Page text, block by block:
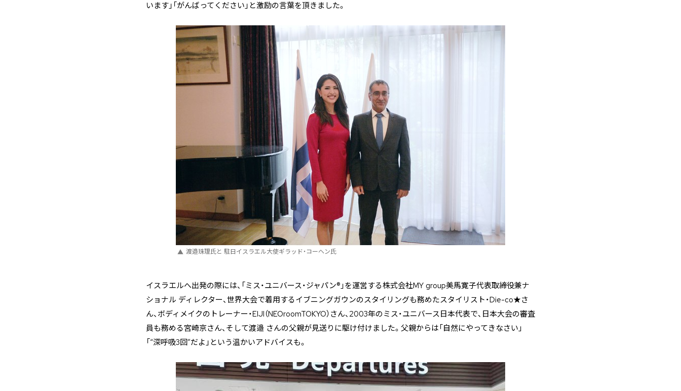
います」「がんばってください」と激励の言葉を頂きました。
渡邉珠理氏と 駐日イスラエル大使ギラッド・コーヘン氏
イスラエルへ出発の際には、「ミス・ユニバース・ジャパン®」を運営する株式会社MY group美馬寛子代表取締役兼ナ
ショナル ディレクター、世界大会で着用するイブニングガウンのスタイリングも務めたスタイリスト・Die-co★さ
ん、ボディメイクのトレーナー・EIJI（NEOroomTOKYO）さん、2003年のミス・ユニバース日本代表で、日本大会の審査
員も務める宮崎京さん、そして渡邉 さんの父親が見送りに駆け付けました。父親からは「自然にやってきなさい」
「“深呼吸3回”だよ」という温かいアドバイスも。